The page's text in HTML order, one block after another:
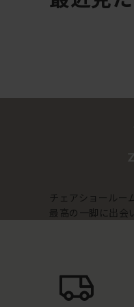
チェアショールー
最高の一脚に出会